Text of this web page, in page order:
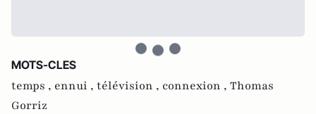
MOTS-CLES
temps , ennui , télévision , connexion , Thomas
Gorriz